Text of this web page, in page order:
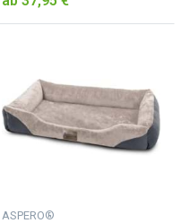
ASPERO®